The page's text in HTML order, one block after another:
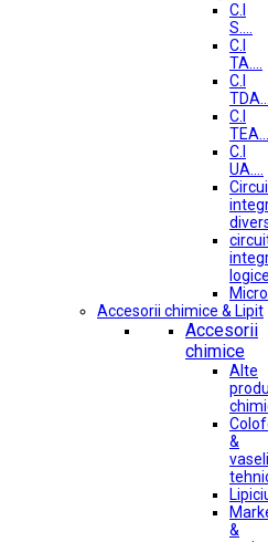
C.I
S....
C.I
TA....
C.I
TDA....
C.I
TEA....
C.I
UA....
logice
Accesorii chimice & Lipit
Accesorii
chimice
Alte
&
&